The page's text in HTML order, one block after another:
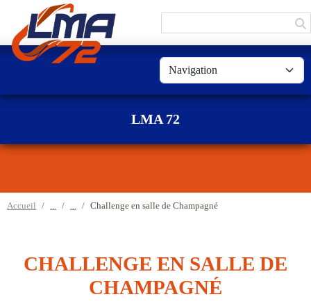
LMA 72
Accueil Challenge en salle de Champagné
CHALLENGE EN SALLE DE
CHAMPAGNÉ
Panneau de gestion des cookies